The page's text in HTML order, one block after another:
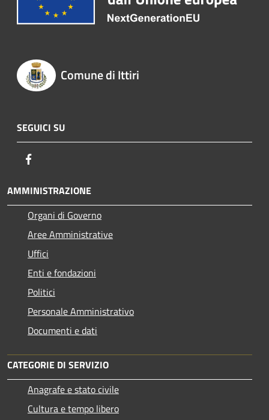
Comune di Ittiri
SEGUICI SU
AMMINISTRAZIONE
Organi di Governo
Aree Amministrative
Uffici
Enti e fondazioni
Politici
Personale Amministrativo
Documenti e dati
CATEGORIE DI SERVIZIO
Anagrafe e stato civile
Cultura e tempo libero